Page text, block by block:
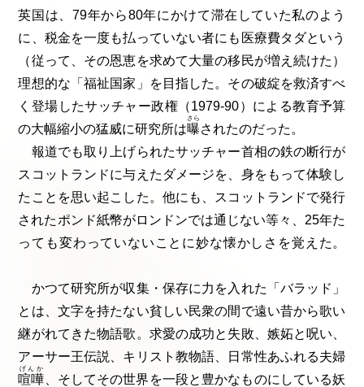
英国は、79年から80年にかけて滞在していた私のよう
に、税金を一度も払っていない者にも医療費タダという
（従って、その恩恵を求めて大量の移民が増え続けた）
理想的な「福祉国家」を目指した。その破綻を救済すべ
く登場したサッチャー政権（1979-90）による教育予算
の大幅縮小の猛威に研究所は曝
さら
されたのだった。
報道でも取り上げられたサッチャー首相の鉄の断行が
スコットランドに与えたダメージを、身をもって体験し
たことを思い起こした。他にも、スコットランドで発行
されたポンド紙幣がロンドンでは通じない等々、25年た
っても変わっていないことに妙な懐かしさを覚えた。
かつて研究所が収集・保存に力を入れた「バラッド」
とは、文字を持たない貧しい民衆の間で遠い昔から歌い
継がれてきた物語歌。求愛の成功と失敗、嫉妬と呪い、
アーサー王伝説、キリスト教物語、日常性あふれる夫婦
喧嘩
げんか
、そしてその世界を一段と豊かなものにしている妖